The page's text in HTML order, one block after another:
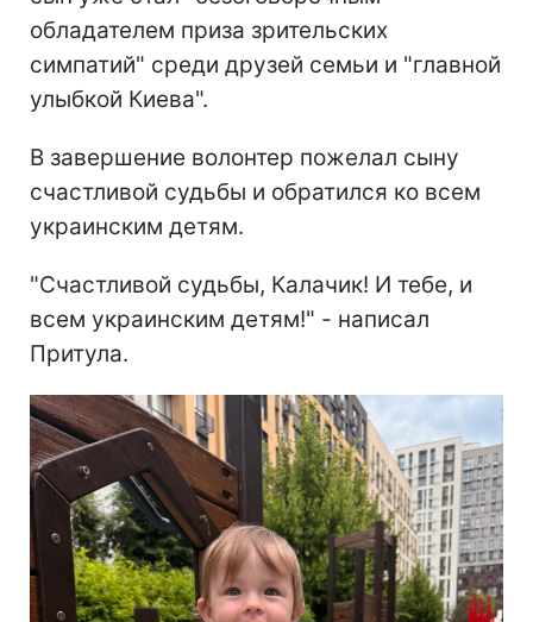
обладателем приза зрительских
симпатий" среди друзей семьи и "главной
улыбкой Киева".
В завершение волонтер пожелал сыну
счастливой судьбы и обратился ко всем
украинским детям.
"Счастливой судьбы, Калачик! И тебе, и
всем украинским детям!" - написал
Притула.